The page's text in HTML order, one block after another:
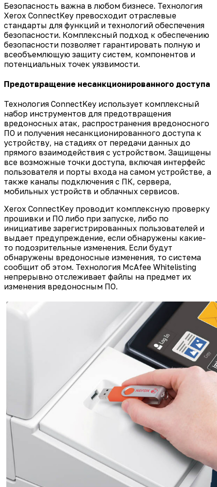
Безопасность важна в любом бизнесе. Технология
Xerox ConnectKey превосходит отраслевые
стандарты для функций и технологий обеспечения
безопасности. Комплексный подход к обеспечению
безопасности позволяет гарантировать полную и
всеобъемлющую защиту систем, компонентов и
потенциальных точек уязвимости.
Предотвращение несанкционированного доступа
Технология ConnectKey использует комплексный
набор инструментов для предотвращения
вредоносных атак, распространения вредоносного
ПО и получения несанкционированного доступа к
устройству, на стадиях от передачи данных до
прямого взаимодействия с устройством. Защищены
все возможные точки доступа, включая интерфейс
пользователя и порты входа на самом устройстве, а
также каналы подключения с ПК, сервера,
мобильных устройств и облачных сервисов.
Xerox ConnectKey проводит комплексную проверку
прошивки и ПО либо при запуске, либо по
инициативе зарегистрированных пользователей и
выдает предупреждение, если обнаружены какие-
то подозрительные изменения. Если будут
обнаружены вредоносные изменения, то система
сообщит об этом. Технология McAfee Whitelisting
непрерывно отслеживает файлы на предмет их
изменения вредоносным ПО.